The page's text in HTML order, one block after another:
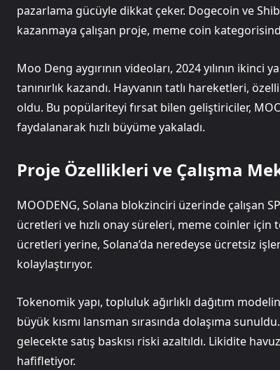
pazarlama gücüyle dikkat çeker. Dogecoin ve
kazanmaya çalışan proje, meme coin
Moo Deng aygırının videoları, 2024 yılının
tanınırlık kazandı. Hayvanın tatlı hareketleri,
oldu. Bu popülariteyi fırsat bilen geliştiriciler,
faydalanarak hızlı büyüme yakaladı.
Proje Özellikleri ve Çalışma
MOODENG, Solana blokzinciri üzerinde çalışan
ücretleri ve hızlı onay süreleri, meme coinler
ücretleri yerine, Solana’da neredeyse ücretsiz
kolaylaştırıyor.
Tokenomik yapı, topluluk ağırlıklı dağıtım
büyük kısmı lansman sırasında dolaşıma
gelecekte satış baskısı riski azaltıldı. Likidite
hafifletiyor.